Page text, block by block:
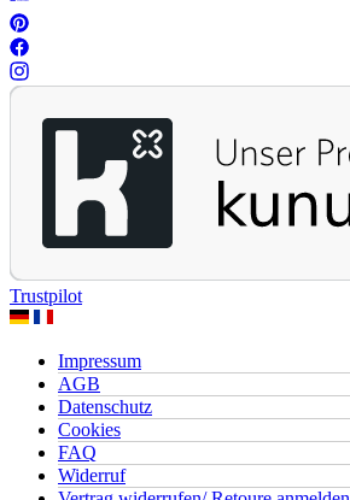
Trustpilot
Impressum
AGB
Datenschutz
Cookies
FAQ
Widerruf